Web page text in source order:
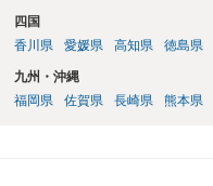
四国
香川県
愛媛県 高知県 徳島県
九州・沖縄
福岡県
佐賀県 長崎県 熊本県